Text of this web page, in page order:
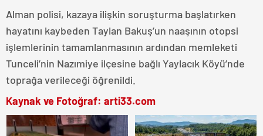
Alman polisi, kazaya ilişkin soruşturma başlatırken
hayatını kaybeden Taylan Bakuş’un naaşının otopsi
işlemlerinin tamamlanmasının ardından memleketi
Tunceli’nin Nazımiye ilçesine bağlı Yaylacık Köyü’nde
toprağa verileceği öğrenildi.
Kaynak ve Fotoğraf: arti33.com